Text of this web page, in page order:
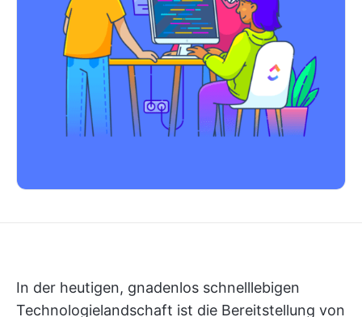
In der heutigen, gnadenlos schnelllebigen
Technologielandschaft ist die Bereitstellung von